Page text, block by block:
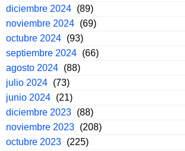
diciembre 2024 (89)
noviembre 2024 (69)
octubre 2024 (93)
septiembre 2024 (66)
agosto 2024 (88)
julio 2024 (73)
junio 2024 (21)
diciembre 2023 (88)
noviembre 2023 (208)
octubre 2023 (225)